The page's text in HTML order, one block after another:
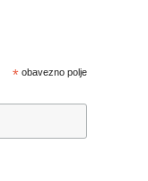
*obavezno polje